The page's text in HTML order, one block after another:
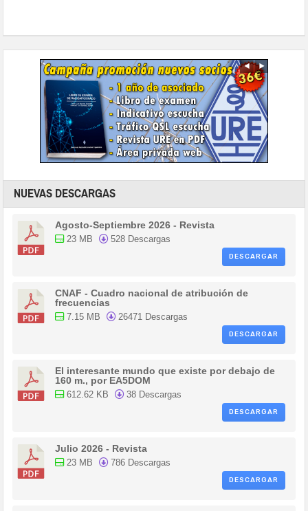
NUEVAS DESCARGAS
Agosto-Septiembre 2026 - Revista
23 MB
528 Descargas
DESCARGAR
CNAF - Cuadro nacional de atribución de
frecuencias
7.15 MB
26471 Descargas
DESCARGAR
El interesante mundo que existe por debajo de
160 m., por EA5DOM
612.62 KB
38 Descargas
DESCARGAR
Julio 2026 - Revista
23 MB
786 Descargas
DESCARGAR